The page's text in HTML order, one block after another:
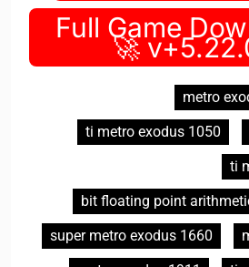
🚀 Full Game
1050 ti metro exodus
1660 super metro exodus